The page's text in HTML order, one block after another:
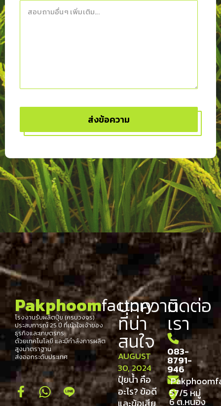
Pakphoomfactory​
โรงงานรับผลิตปุ๋ย (ครบวงจร)
ประสบการณ์ 25 ปี ที่เข้าใจเจ้าของ
ธุรกิจและเกษตรกร
ด้วยเทคโนโลยี และมีกำลังการผลิต
สูงมาตราฐาน
ส่งออกระดับประเทศ
บทความ
ที่น่า
สนใจ
AUGUST
30, 2024
ปุ๋ยน้ำ คือ
อะไร? ข้อดี
ติดต่อ
เรา
083-
8791-
946
57/5 หมู่
6 ต.หนอง